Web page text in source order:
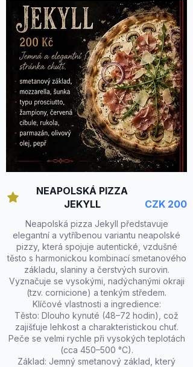
NEAPOLSKÁ PIZZA
JEKYLL
Neapolská pizza Jekyll představuje
elegantní a vytříbenou variantu neapolské
pizzy, která spojuje autentické, vzdušné
těsto s harmonickou kombinací smetanového
základu, slaniny a čerstvých surovin.
Vyznačuje se vysokými, nadýchanými okraji
(tzv. cornicione) a tenkým středem.
Klíčové vlastnosti a ingredience:
Těsto: Dlouho kynuté (48–72 hodin), což
zajišťuje lehkost a charakteristickou chuť.
Peče se velmi rychle při vysokých teplotách
(cca 450–500 °C).
Základ: Jemný smetanový základ, který
CZK 200